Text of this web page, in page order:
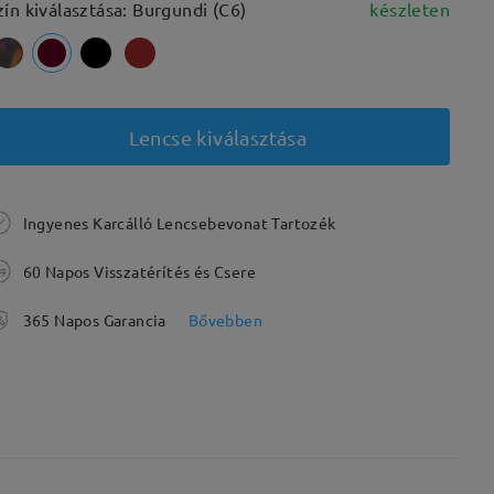
kiválasztása: Burgundi (C6) készleten
Lencse kiválasztása
Ingyenes Karcálló Lencsebevonat Tartozék
60 Napos Visszatérítés és Csere
365 Napos Garancia Bővebben